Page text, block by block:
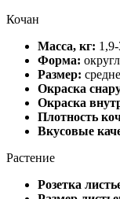
Кочан
Масса, кг:
Форма:
Размер:
Окраска
Окраска
Плотность
Вкусовые
Растение
Розетка